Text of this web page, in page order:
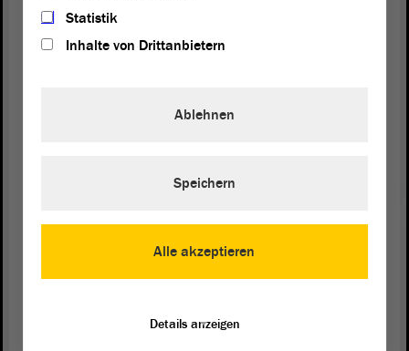
Auch wenn ich davon ausgehe, dass die seit
mehreren Jahren in der Funktion der
ich gern veranlassen, dass die Behörden noch
möglichen Gefährdungen im Zusammenhang mit
Vielen Dank.
Statistik
Inhalte von Drittanbietern
Alle akzeptieren
Ablehnen
Speichern
Details anzeigen